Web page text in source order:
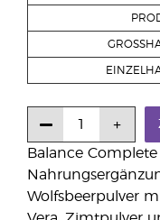
Balance
Wolfsbeerpulver